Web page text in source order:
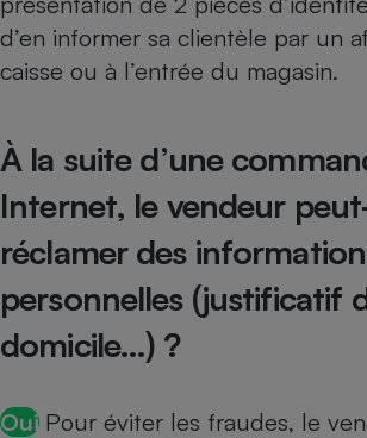
d’en informer sa clientèle par un
caisse ou à l’entrée du magasin.
À la suite d’une
Internet, le vendeur
réclamer des
personnelles (justificatif
domicile…) ?
Oui Pour éviter les fraudes, le